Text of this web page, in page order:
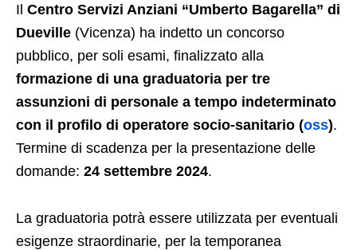
Il Centro Servizi Anziani “Umberto Bagarella” di
Dueville (Vicenza) ha indetto un concorso
pubblico, per soli esami, finalizzato alla
formazione di una graduatoria per tre
assunzioni di personale a tempo indeterminato
con il profilo di operatore socio-sanitario (oss).
Termine di scadenza per la presentazione delle
domande: 24 settembre 2024.
La graduatoria potrà essere utilizzata per eventuali
esigenze straordinarie, per la temporanea